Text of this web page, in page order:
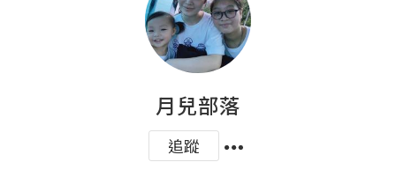
月兒部落
追蹤